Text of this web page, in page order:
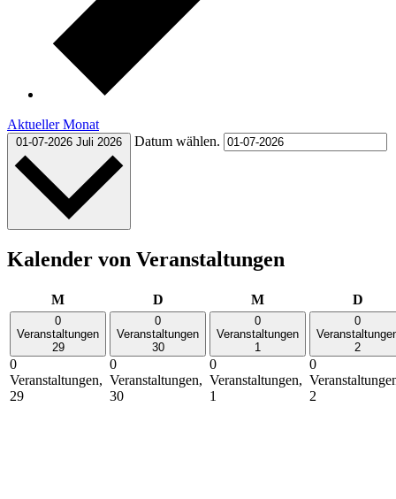
Aktueller Monat
01-07-2026 Juli 2026 Datum wählen.
Kalender von Veranstaltungen
MMontag DDienstag MMittwoch D
0
Veranstaltungen
29
0
Veranstaltungen,
29
0
Veranstaltungen
30
0
Veranstaltungen,
30
0
Veranstaltungen
1
0
Veranstaltungen,
1
0
2
0
2